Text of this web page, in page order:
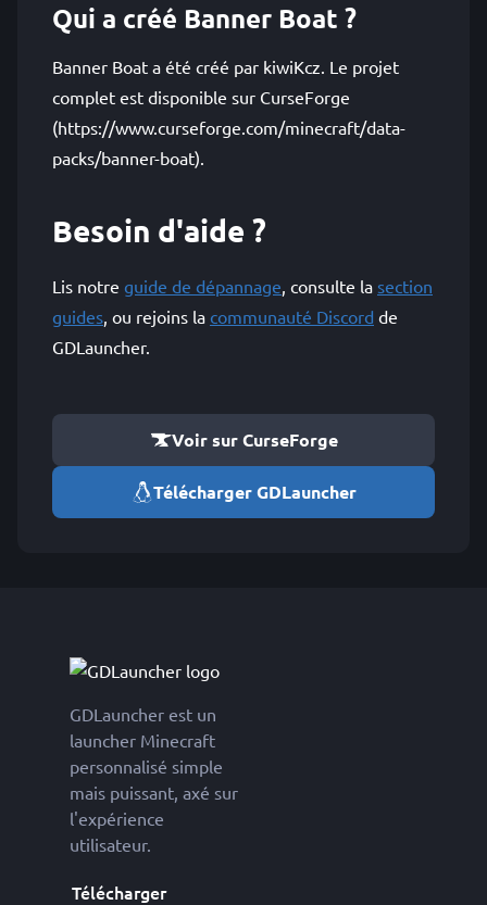
Qui a créé Banner Boat ?
Banner Boat a été créé par kiwiKcz. Le projet
complet est disponible sur CurseForge
(https://www.curseforge.com/minecraft/data-
packs/banner-boat).
Besoin d'aide ?
Lis notre guide de dépannage, consulte la section
guides, ou rejoins la communauté Discord de
GDLauncher.
Voir sur CurseForge
Télécharger GDLauncher
GDLauncher est un
launcher Minecraft
personnalisé simple
mais puissant, axé sur
l'expérience
utilisateur.
Télécharger